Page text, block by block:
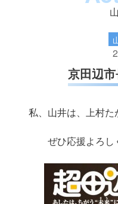
京田辺
私、山井は、上村た
ぜひ応援よろし